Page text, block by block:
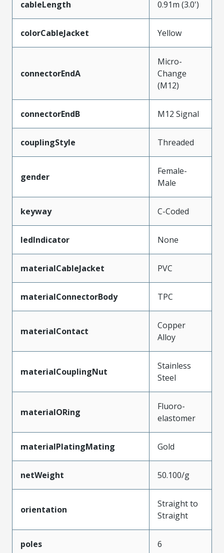
cableLength 0.91m (3.0')
colorCableJacket Yellow
connectorEndA
Micro-
Change
(M12)
connectorEndB M12 Signal
couplingStyle Threaded
gender
Female-
Male
keyway C-Coded
ledIndicator None
materialCableJacket PVC
materialConnectorBody TPC
materialContact
Copper
Alloy
materialCouplingNut
Stainless
Steel
materialORing
Fluoro-
elastomer
materialPlatingMating Gold
netWeight 50.100/g
orientation
Straight to
Straight
poles 6